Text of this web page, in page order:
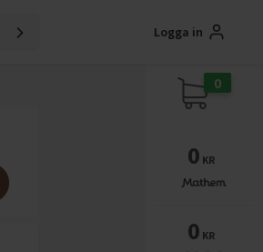
Logga in
0
0 KR
0 KR